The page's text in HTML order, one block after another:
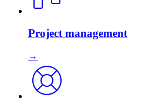
Project management
→